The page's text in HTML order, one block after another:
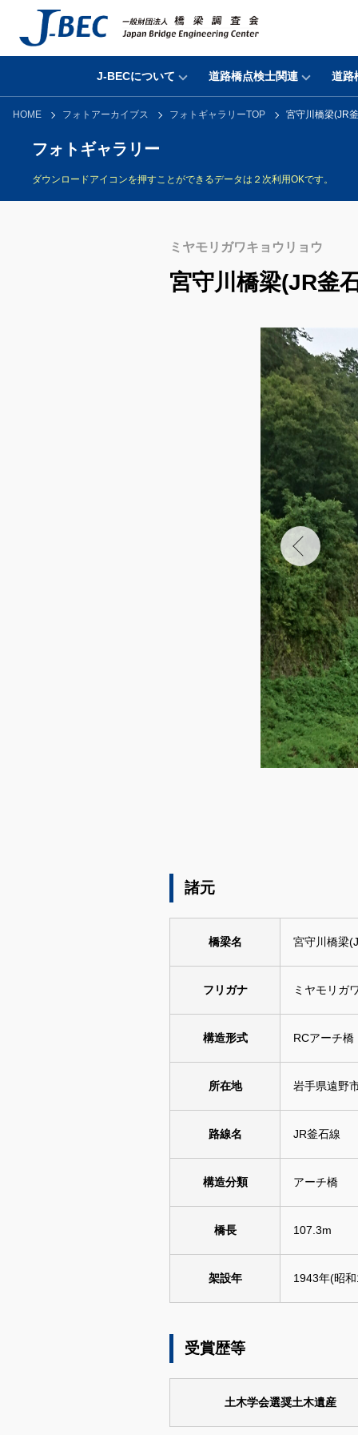
J-BECについて 道路橋点検士関連 道路
HOME フォトアーカイブス フォトギャラリーTOP 宮守川橋梁(JR
フォトギャラリー
ダウンロードアイコンを押すことができるデータは２次利用OKです。
ミヤモリガワキョウリョウ
宮守川橋梁(JR釜
諸元
橋梁名 宮守川橋梁
フリガナ ミヤモリガ
構造形式 RCアーチ橋
所在地 岩手県遠野
路線名 JR釜石線
構造分類 アーチ橋
橋長 107.3m
架設年 1943年(昭
受賞歴等
土木学会選奨土木遺産